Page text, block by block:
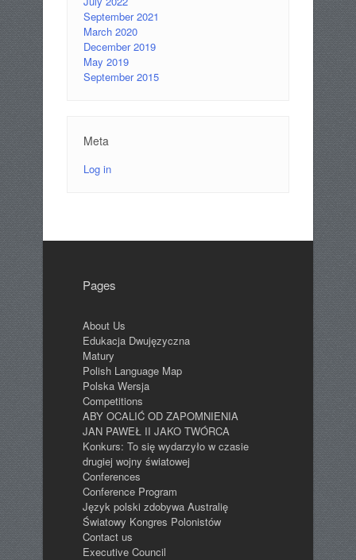
September 2021
March 2020
December 2019
May 2019
September 2015
Meta
Log in
Pages
About Us
Edukacja Dwujęzyczna
Matury
Polish Language Map
Polska Wersja
Competitions
ABY OCALIĆ OD ZAPOMNIENIA
JAN PAWEŁ II JAKO TWÓRCA
Konkurs: To się wydarzyło w czasie
drugiej wojny światowej
Conferences
Conference Program
Język polski zdobywa Australię
Światowy Kongres Polonistów
Contact us
Executive Council